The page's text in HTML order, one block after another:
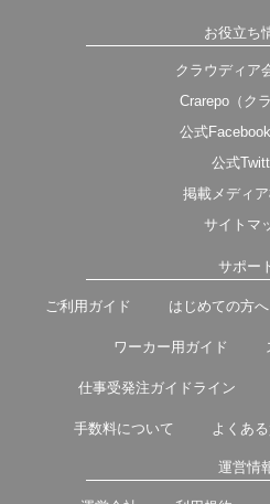
お役立ち
クラウディア
Crarepo（ク
公式
公式
掲載メディ
サイトマ
サポー
ご利用ガイド はじめての方へ
ワーカー用ガイド
仕事受発注ガイドライン
手数料について よくあ
運営情